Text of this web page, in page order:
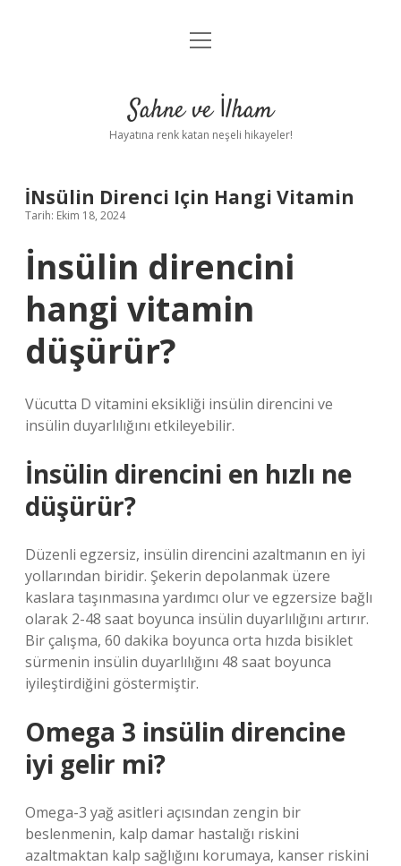
Anasayfa
Yasal Uyarı
menüyü
Sahne ve İlham
Hayatına renk katan neşeli hikayeler!
İNsülin Direnci Için Hangi Vitamin
Tarih: Ekim 18, 2024
İnsülin direncini
hangi vitamin
düşürür?
Vücutta D vitamini eksikliği insülin direncini ve
insülin duyarlılığını etkileyebilir.
İnsülin direncini en hızlı ne
düşürür?
Düzenli egzersiz, insülin direncini azaltmanın en iyi
yollarından biridir. Şekerin depolanmak üzere
kaslara taşınmasına yardımcı olur ve egzersize bağlı
olarak 2-48 saat boyunca insülin duyarlılığını artırır.
Bir çalışma, 60 dakika boyunca orta hızda bisiklet
sürmenin insülin duyarlılığını 48 saat boyunca
iyileştirdiğini göstermiştir.
Omega 3 insülin direncine
iyi gelir mi?
Omega-3 yağ asitleri açısından zengin bir
beslenmenin, kalp damar hastalığı riskini
azaltmaktan kalp sağlığını korumaya, kanser riskini